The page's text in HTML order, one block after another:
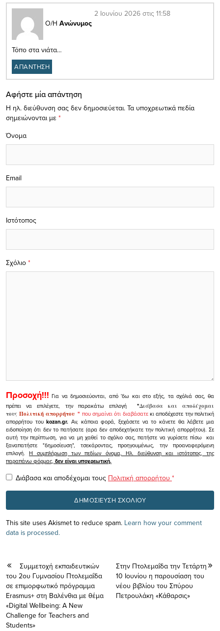
Ο/Η Ανώνυμος
2 Ιουνίου 2026 στις 11:58
Τόπο στα νιάτα…
ΑΠΑΝΤΗΣΗ
Αφήστε μία απάντηση
Η ηλ. διεύθυνση σας δεν δημοσιεύεται. Τα υποχρεωτικά πεδία
σημειώνονται με *
Σχόλιο *
Όνομα
Email
Ιστότοπος
Προσοχή!!! Για να δημοσιεύονται, από 'δω και στο εξής, τα σχόλιά σας, θα
πρέπει να επιλέγετε, την παρακάτω επιλογή
"Διάβασα και αποδέχομαι
τουςΠολιτική απορρήτου" που σημαίνει ότι διαβάσατεκι αποδέχεστε την πολιτική
απορρήτου τουkozan.gr. Αν, κάποια φορά, ξεχάσετε να το κάνετε θα λάβετε μια
ειδοποίηση ότι δεν το πατήσατε (αρα δεν αποδεχτήκατε την πολιτική απορρήτου). Σε
αυτή την περίπτωση, για να μη χαθεί το σχόλιο σας, πατήστε να γυρίσετε πίσω και
ξαναπατήστε "δημοσίευση", τσεκάροντας, προηγουμένως, την προαναφερόμενη
επιλογή.Η συμπλήρωση των πεδίων όνομα, Ηλ. διεύθυνση και ιστότοπος, της
παραπάνω φόρμας, δεν είναι υποχρεωτική.
Διάβασα και αποδέχομαι τους Πολιτική απορρήτου *
This site uses Akismet to reduce spam. Learn how your comment
data is processed.
Συμμετοχή εκπαιδευτικών
του 2ου Γυμνασίου Πτολεμαΐδα
σε επιμορφωτικό πρόγραμμα
Erasmus+ στη Βαλένθια με θέμα
«Digital Wellbeing: A New
Challenge for Teachers and
Students»
Στην Πτολεμαΐδα την Τετάρτη
10 Ιουνίου η παρουσίαση του
νέου βιβλίου του Σπύρου
Πετρουλάκη «Κάθαρσις»